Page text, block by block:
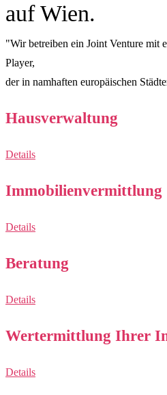
auf Wien.
"Wir betreiben ein Joint Venture mit
Player,
der in namhaften europäischen
Hausverwaltung
Details
Immobilienvermittlung
Details
Beratung
Details
Wertermittlung Ihrer
Details